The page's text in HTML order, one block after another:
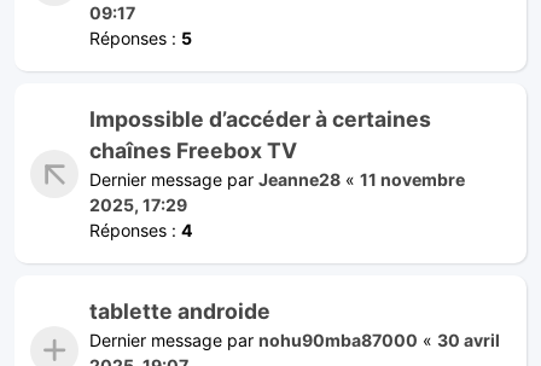
09:17
Réponses : 5
Impossible d’accéder à certaines
chaînes Freebox TV
Dernier message par Jeanne28 « 11 novembre
2025, 17:29
Réponses : 4
tablette androide
Dernier message par nohu90mba87000 « 30 avril